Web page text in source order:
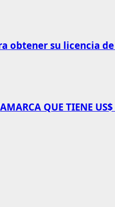
obtener su licencia
QUE TIENE